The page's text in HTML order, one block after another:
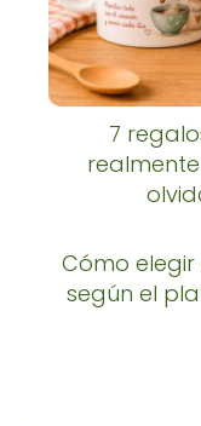
7
Cómo
según el